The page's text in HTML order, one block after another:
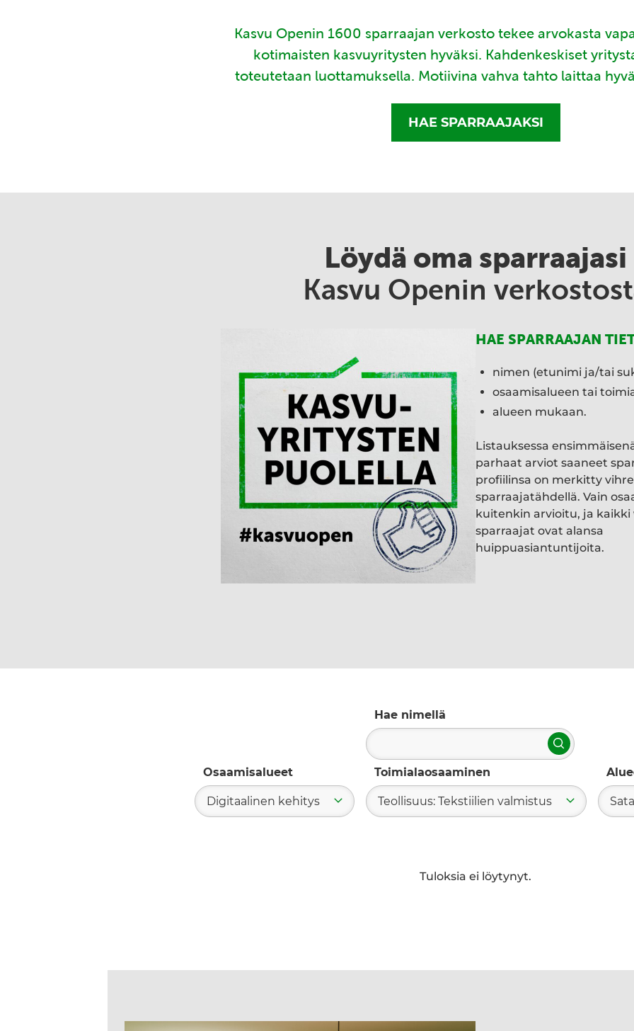
Kasvu Openin 1600 sparraajan verkosto tekee arvokasta
kotimaisten kasvuyritysten hyväksi. Kahdenkeskiset
toteutetaan luottamuksella. Motiivina vahva tahto laittaa
HAE SPARRAAJAKSI
Löydä oma sparraajasi
Kasvu Openin
HAE SPARRAAJAN
nimen (etunimi ja/tai
osaamisalueen tai
alueen mukaan.
Listauksessa
parhaat arviot saaneet
profiilinsa on merkitty
sparraajatähdellä. Vain
kuitenkin arvioitu, ja
sparraajat ovat alansa
huippuasiantuntijoita.
Hae nimellä
Hae
Osaamisalueet
Digitaalinen kehitys
Toimialaosaaminen
Teollisuus: Tekstiilien valmistus
Tuloksia ei löytynyt.